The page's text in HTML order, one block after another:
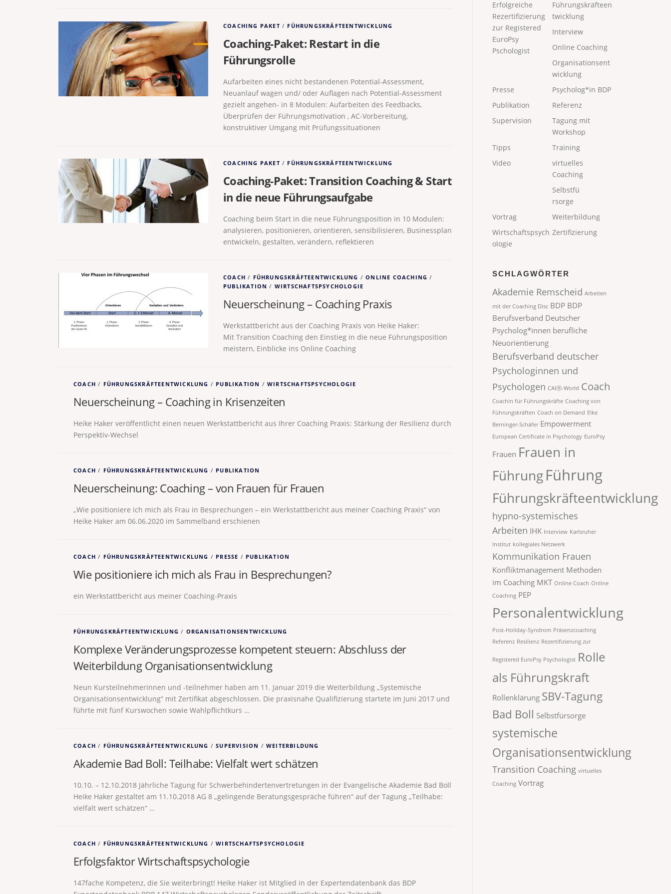
COACHING PAKET/ FÜHRUNGSKRÄFTEENTWICKLUNG
Coaching-Paket: Restart in die
Führungsrolle
Aufarbeiten eines nicht bestandenen Potential-Assessment,
Neuanlauf wagen und/ oder Auflagen nach Potential-Assessment
gezielt angehen- in 8 Modulen: Aufarbeiten des Feedbacks,
Überprüfen der Führungsmotivation , AC-Vorbereitung,
konstruktiver Umgang mit Prüfungssituationen
COACHING PAKET/ FÜHRUNGSKRÄFTEENTWICKLUNG
Coaching-Paket: Transition Coaching & Start
in die neue Führungsaufgabe
Coaching beim Start in die neue Führungsposition in 10 Modulen:
analysieren, positionieren, orientieren, sensibilisieren, Businessplan
entwickeln, gestalten, verändern, reflektieren
COACH / FÜHRUNGSKRÄFTEENTWICKLUNG /ONLINE COACHING /
PUBLIKATION / WIRTSCHAFTSPSYCHOLOGIE
Neuerscheinung – Coaching Praxis
Werkstattbericht aus der Coaching Praxis von Heike Haker:
Mit Transition Coaching den Einstieg in die neue Führungsposition
meistern, Einblicke ins Online Coaching
COACH / FÜHRUNGSKRÄFTEENTWICKLUNG / PUBLIKATION /WIRTSCHAFTSPSYCHOLOGIE
Neuerscheinung – Coaching in Krisenzeiten
Heike Haker veröffentlicht einen neuen Werkstattbericht aus Ihrer Coaching Praxis: Stärkung der Resilienz durch
Perspektiv-Wechsel
COACH / FÜHRUNGSKRÄFTEENTWICKLUNG / PUBLIKATION
Neuerscheinung: Coaching – von Frauen für Frauen
„Wie positioniere ich mich als Frau in Besprechungen – ein Werkstattbericht aus meiner Coaching Praxis“ von
Heike Haker am 06.06.2020 im Sammelband erschienen
COACH / FÜHRUNGSKRÄFTEENTWICKLUNG / PRESSE / PUBLIKATION
Wie positioniere ich mich als Frau in Besprechungen?
ein Werkstattbericht aus meiner Coaching-Praxis
FÜHRUNGSKRÄFTEENTWICKLUNG / ORGANISATIONSENTWICKLUNG
Komplexe Veränderungsprozesse kompetent steuern: Abschluss der
Weiterbildung Organisationsentwicklung
Neun Kursteilnehmerinnen und -teilnehmer haben am 11. Januar 2019 die Weiterbildung „Systemische
Organisationsentwicklung“ mit Zertifikat abgeschlossen. Die praxisnahe Qualifizierung startete im Juni 2017 und
führte mit fünf Kurswochen sowie Wahlpflichtkurs …
COACH / FÜHRUNGSKRÄFTEENTWICKLUNG /SUPERVISION /WEITERBILDUNG
Akademie Bad Boll: Teilhabe: Vielfalt wert schätzen
10.10. – 12.10.2018 Jährliche Tagung für Schwerbehindertenvertretungen in der Evangelische Akademie Bad Boll
Heike Haker gestaltet am 11.10.2018 AG 8 „gelingende Beratungsgespräche führen“ auf der Tagung „Teilhabe:
vielfalt wert schätzen“ …
COACH / FÜHRUNGSKRÄFTEENTWICKLUNG /WIRTSCHAFTSPSYCHOLOGIE
Erfolgsfaktor Wirtschaftspsychologie
147fache Kompetenz, die Sie weiterbringt! Heike Haker ist Mitglied in der Expertendatenbank das BDP
Erfolgreiche
Rezertifizierung
zur Registered
EuroPsy
Pschologist
Führungskräfteen
twicklung
Interview
Online Coaching
Organisationsent
wicklung
Presse
Psycholog*in BDP
Publikation
Referenz
Supervision
Tagung mit
Workshop
Tipps
Training
Video
virtuelles
Coaching
Selbstfü
rsorge
Vortrag
Weiterbildung
Wirtschaftspsych
ologie
Zertifizierung
SCHLAGWÖRTER
Akademie Remscheid Arbeiten
mit der Coaching Disc BDP BDP
Berufsverband Deutscher
Psycholog*innen berufliche
Neuorientierung
Berufsverband deutscher
Psychologinnen und
Psychologen CAIⓇ-World Coach
Coachin für Führungskräfte Coaching von
Führungskräften Coach on Demand Elke
Berninger-Schäfer Empowerment
European Certificate in Psychology EuroPsy
Frauen Frauen in
Führung Führung
Führungskräfteentwicklung
hypno-systemisches
Arbeiten IHK Interview Karlsruher
Institut kollegiales Netzwerk
Kommunikation Frauen
Konfliktmanagement Methoden
im Coaching MKT Online Coach Online
Coaching PEP
Personalentwicklung
Post-Holiday-Syndrom Präsenzcoaching
Referenz Resilienz Rezertifizierung zur
Registered EuroPsy Psychologist Rolle
als Führungskraft
Rollenklärung SBV-Tagung
Bad Boll Selbstfürsorge
systemische
Organisationsentwicklung
Transition Coaching virtuelles
Coaching Vortrag